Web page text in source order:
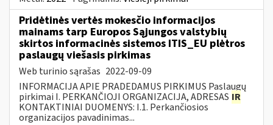
Pridėtinės vertės mokesčio informacijos
mainams tarp Europos Sąjungos valstybių
skirtos informacinės sistemos ITIS_EU plėtros
paslaugų viešasis pirkimas
Web turinio sąrašas 2022-09-09
INFORMACIJA APIE PRADEDAMUS PIRKIMUS Paslaugų
pirkimai I. PERKANČIOJI ORGANIZACIJA, ADRESAS IR
KONTAKTINIAI DUOMENYS: I.1. Perkančiosios
organizacijos pavadinimas...